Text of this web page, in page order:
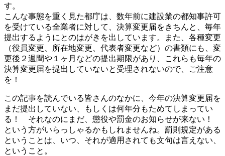
す。
こんな事態を重く見た都庁は、数年前に建設業の都知事許可
を受けている全業者に対して、決算変更届をきちんと、毎年
提出するようにとのはがきを出しています。また、各種変更
（役員変更、所在地変更、代表者変更など）の書類にも、変
更後２週間や１ヶ月などの提出期限があり、これらも毎年の
決算変更届を提出していないと受理されないので、ご注意
を！
この記事を読んでいる皆さんのなかに、今年の決算変更届を
まだ提出していない、もしくは何年分もためてしまってい
る！ それなのにまだ、懲役や罰金のお知らせが来ない！
という方がいらっしゃるかもしれませんね。罰則規定がある
ということは、いつ、それが適用されても文句は言えない、
ということ。